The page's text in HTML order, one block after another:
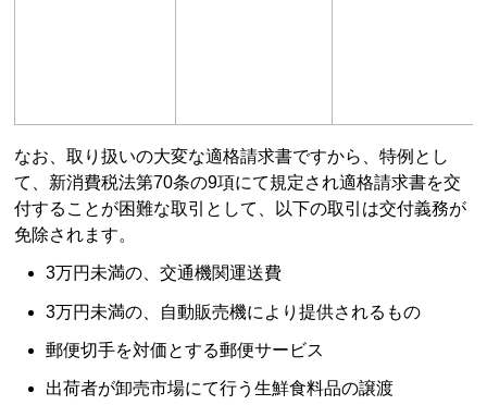
なお、取り扱いの大変な適格請求書ですから、特例とし
て、新消費税法第70条の9項にて規定され適格請求書を交
付することが困難な取引として、以下の取引は交付義務が
免除されます。
3万円未満の、交通機関運送費
3万円未満の、自動販売機により提供されるもの
郵便切手を対価とする郵便サービス
出荷者が卸売市場にて行う生鮮食料品の譲渡